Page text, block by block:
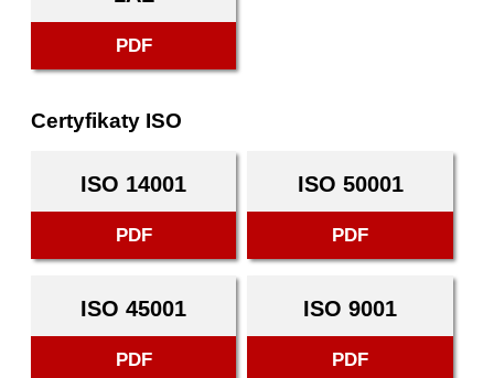
PDF
Certyfikaty ISO
ISO 14001
PDF
ISO 50001
PDF
ISO 45001
PDF
ISO 9001
PDF